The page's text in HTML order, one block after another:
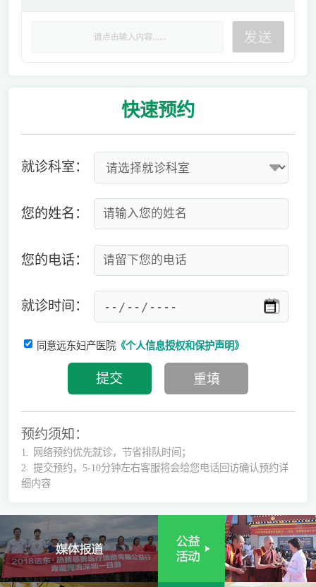
快速预约
就诊科室：
您的姓名：
您的电话：
就诊时间：
同意远东妇产医院《个人信息授权和保护声明》
预约须知：
1.
网络预约优先就诊，节省排队时间；
2.
提交预约，5-10分钟左右客服将会给您电话回访确认预约详
细内容